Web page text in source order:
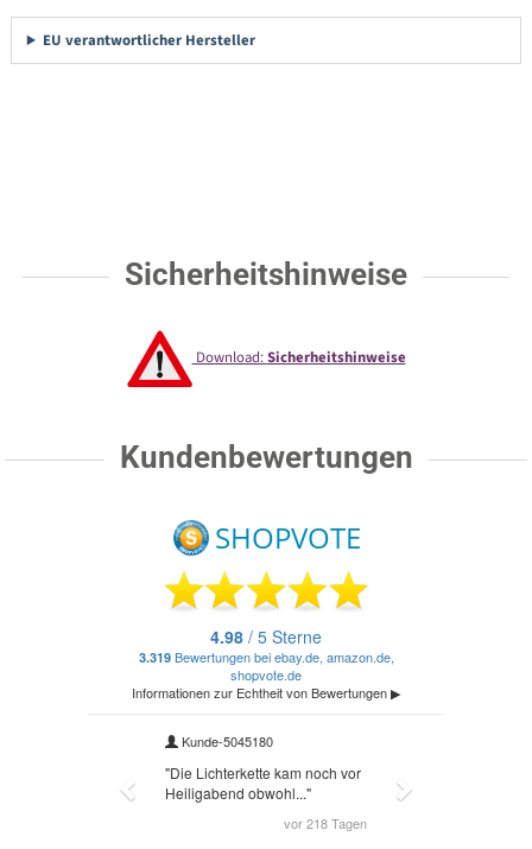
EU verantwortlicher Hersteller
Sicherheitshinweise
Download:Sicherheitshinweise
Kundenbewertungen